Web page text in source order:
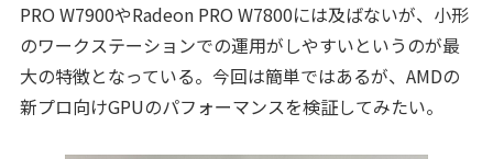
PRO W7900やRadeon PRO W7800には及ばないが、小形
のワークステーションでの運用がしやすいというのが最
大の特徴となっている。今回は簡単ではあるが、AMDの
新プロ向けGPUのパフォーマンスを検証してみたい。